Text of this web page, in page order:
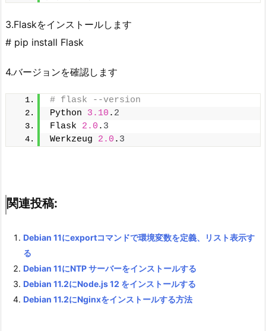
3.Flaskをインストールします
# pip install Flask
4.バージョンを確認します
# flask --version
Python 3.10 . 2
Flask 2.0 . 3
Werkzeug 2.0 . 3
関連投稿:
Debian 11にexportコマンドで環境変数を定義、リスト表示す
る
Debian 11にNTP サーバーをインストールする
Debian 11.2にNode.js 12 をインストールする
Debian 11.2にNginxをインストールする方法